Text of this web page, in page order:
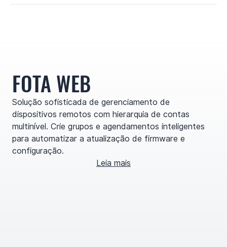
FOTA WEB
Solução sofisticada de gerenciamento de
dispositivos remotos com hierarquia de contas
multinível. Crie grupos e agendamentos inteligentes
para automatizar a atualização de firmware e
configuração.
Leia mais